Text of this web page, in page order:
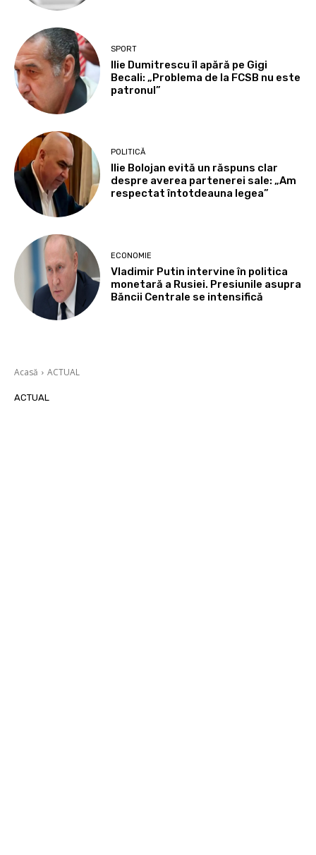
SPORT
Ilie Dumitrescu îl apără pe Gigi
Becali: „Problema de la FCSB nu este
patronul”
POLITICĂ
Ilie Bolojan evită un răspuns clar
despre averea partenerei sale: „Am
respectat întotdeauna legea”
ECONOMIE
Vladimir Putin intervine în politica
monetară a Rusiei. Presiunile asupra
Băncii Centrale se intensifică